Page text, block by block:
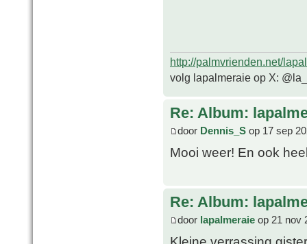
http://palmvrienden.net/
volg lapalmeraie op X:
Re: Album:
door Dennis_S op 17 sep
Mooi weer! En ook
Re: Album:
door lapalmeraie op 21 nov